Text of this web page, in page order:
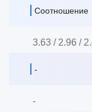
Соотношение
3.63 / 2.96 /
-
-